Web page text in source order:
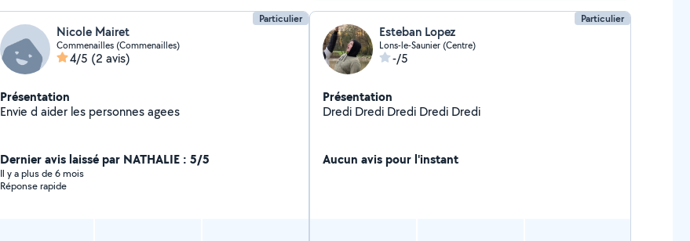
Particulier
Nicole Mairet
Commenailles (Commenailles)
4/5 (2 avis)
Présentation
Envie d aider les personnes agees
Dernier avis laissé par NATHALIE : 5/5
Il y a plus de 6 mois
Réponse rapide
Particulier
Esteban Lopez
Lons-le-Saunier (Centre)
-/5
Présentation
Dredi Dredi Dredi Dredi Dredi
Aucun avis pour l'instant